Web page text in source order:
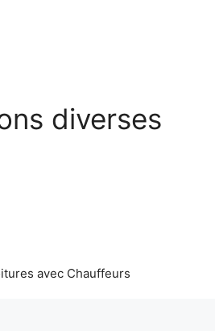
diverses
avec Chauffeurs